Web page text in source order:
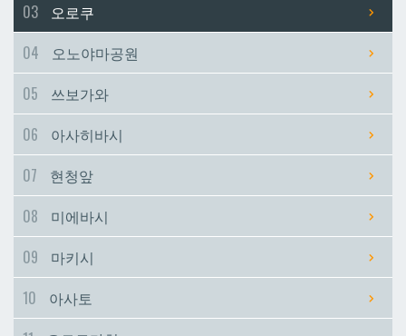
아사토
시립병원앞
아사토
시립병원앞
03
오로쿠
04
오노야마공원
05
쓰보가와
06
아사히바시
07
현청앞
08
미에바시
09
마키시
10
아사토